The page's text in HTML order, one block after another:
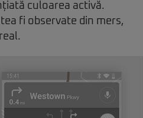
culoarea activă.
fi observate din mers,